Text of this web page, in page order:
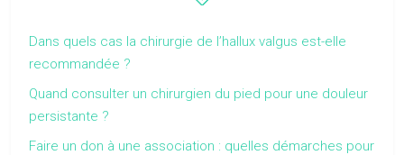
Dans quels cas la chirurgie de l’hallux valgus est-elle
recommandée ?
Quand consulter un chirurgien du pied pour une douleur
persistante ?
Faire un don à une association : quelles démarches pour